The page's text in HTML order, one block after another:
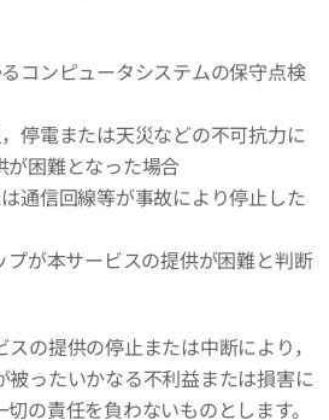
コンピュータシステムの保守点検
停電または天災などの不可抗力に
が困難となった場合
通信回線等が事故により停止した
プが本サービスの提供が困難と判断
の提供の停止または中断により，
被ったいかなる不利益または損害に
の責任を負わないものとします。